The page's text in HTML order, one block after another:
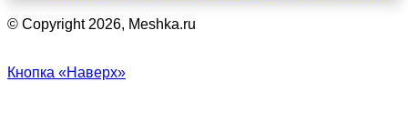
© Copyright 2026, Meshka.ru
Кнопка «Наверх»